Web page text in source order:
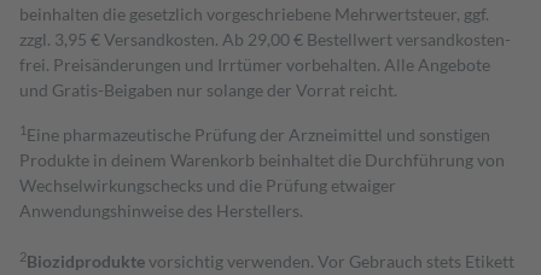
beinhalten die gesetzlich vorgeschriebene Mehrwertsteuer, ggf.
zzgl. 3,95 € Versandkosten. Ab 29,00 € Bestell­wert versand­kosten­
frei. Preisänderungen und Irrtümer vorbehalten. Alle Angebote
und Gratis-Beigaben nur solange der Vorrat reicht.
1 Eine pharmazeutische Prüfung der Arzneimittel und sonstigen
Produkte in deinem Warenkorb beinhaltet die Durchführung von
Wechselwirkungschecks und die Prüfung etwaiger
Anwendungshinweise des Herstellers.
2Biozidproduktevorsichtig verwenden. Vor Gebrauch stets Etikett